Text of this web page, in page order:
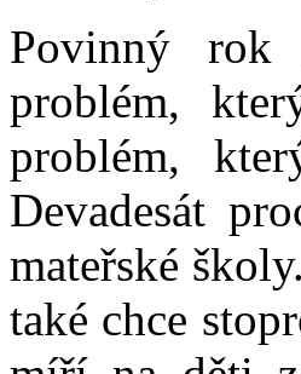
Povinný rok
problém,
problém,
Devadesát
mateřské
také chce